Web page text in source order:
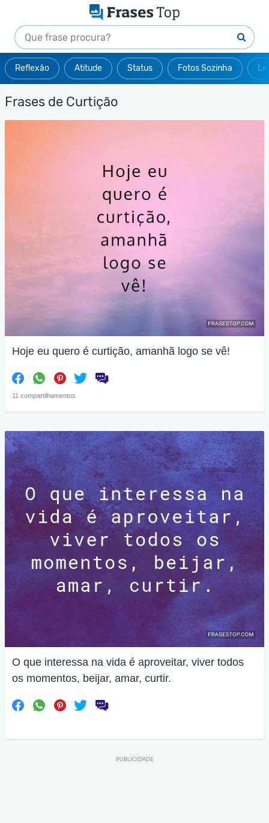
Reflexão Atitude Status Fotos Sozinha
Frases de Curtição
Hoje eu quero é curtição, amanhã logo se vê!
11 compartilhamentos
O que interessa na vida é aproveitar, viver todos
os momentos, beijar, amar, curtir.